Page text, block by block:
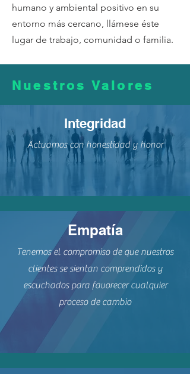
humano y ambiental positivo en su
entorno más cercano, llámese éste
lugar de trabajo, comunidad o familia.
Nuestros Valores
Integridad
Actuamos con honestidad y honor
Empatía
Tenemos el compromiso de que nuestros
clientes se sientan comprendidos y
escuchados para favorecer cualquier
proceso de cambio